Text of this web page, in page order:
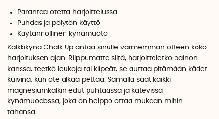
Parantaa otetta harjoittelussa
Puhdas ja pölytön käyttö
Käytännöllinen kynämuoto
Kalkkikynä Chalk Up antaa sinulle varmemman otteen koko
harjoituksen ajan. Riippumatta siitä, harjoitteletko painon
kanssa, teetkö leukoja tai kiipeät, se auttaa pitämään kädet
kuivina, kun ote alkaa pettää. Samalla saat kaikki
magnesiumkalkin edut puhtaassa ja kätevissä
kynämuodossa, joka on helppo ottaa mukaan mihin
tahansa.